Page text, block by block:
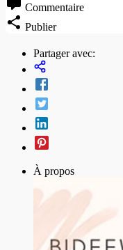
Commentaire
Publier
Partager avec:
À propos